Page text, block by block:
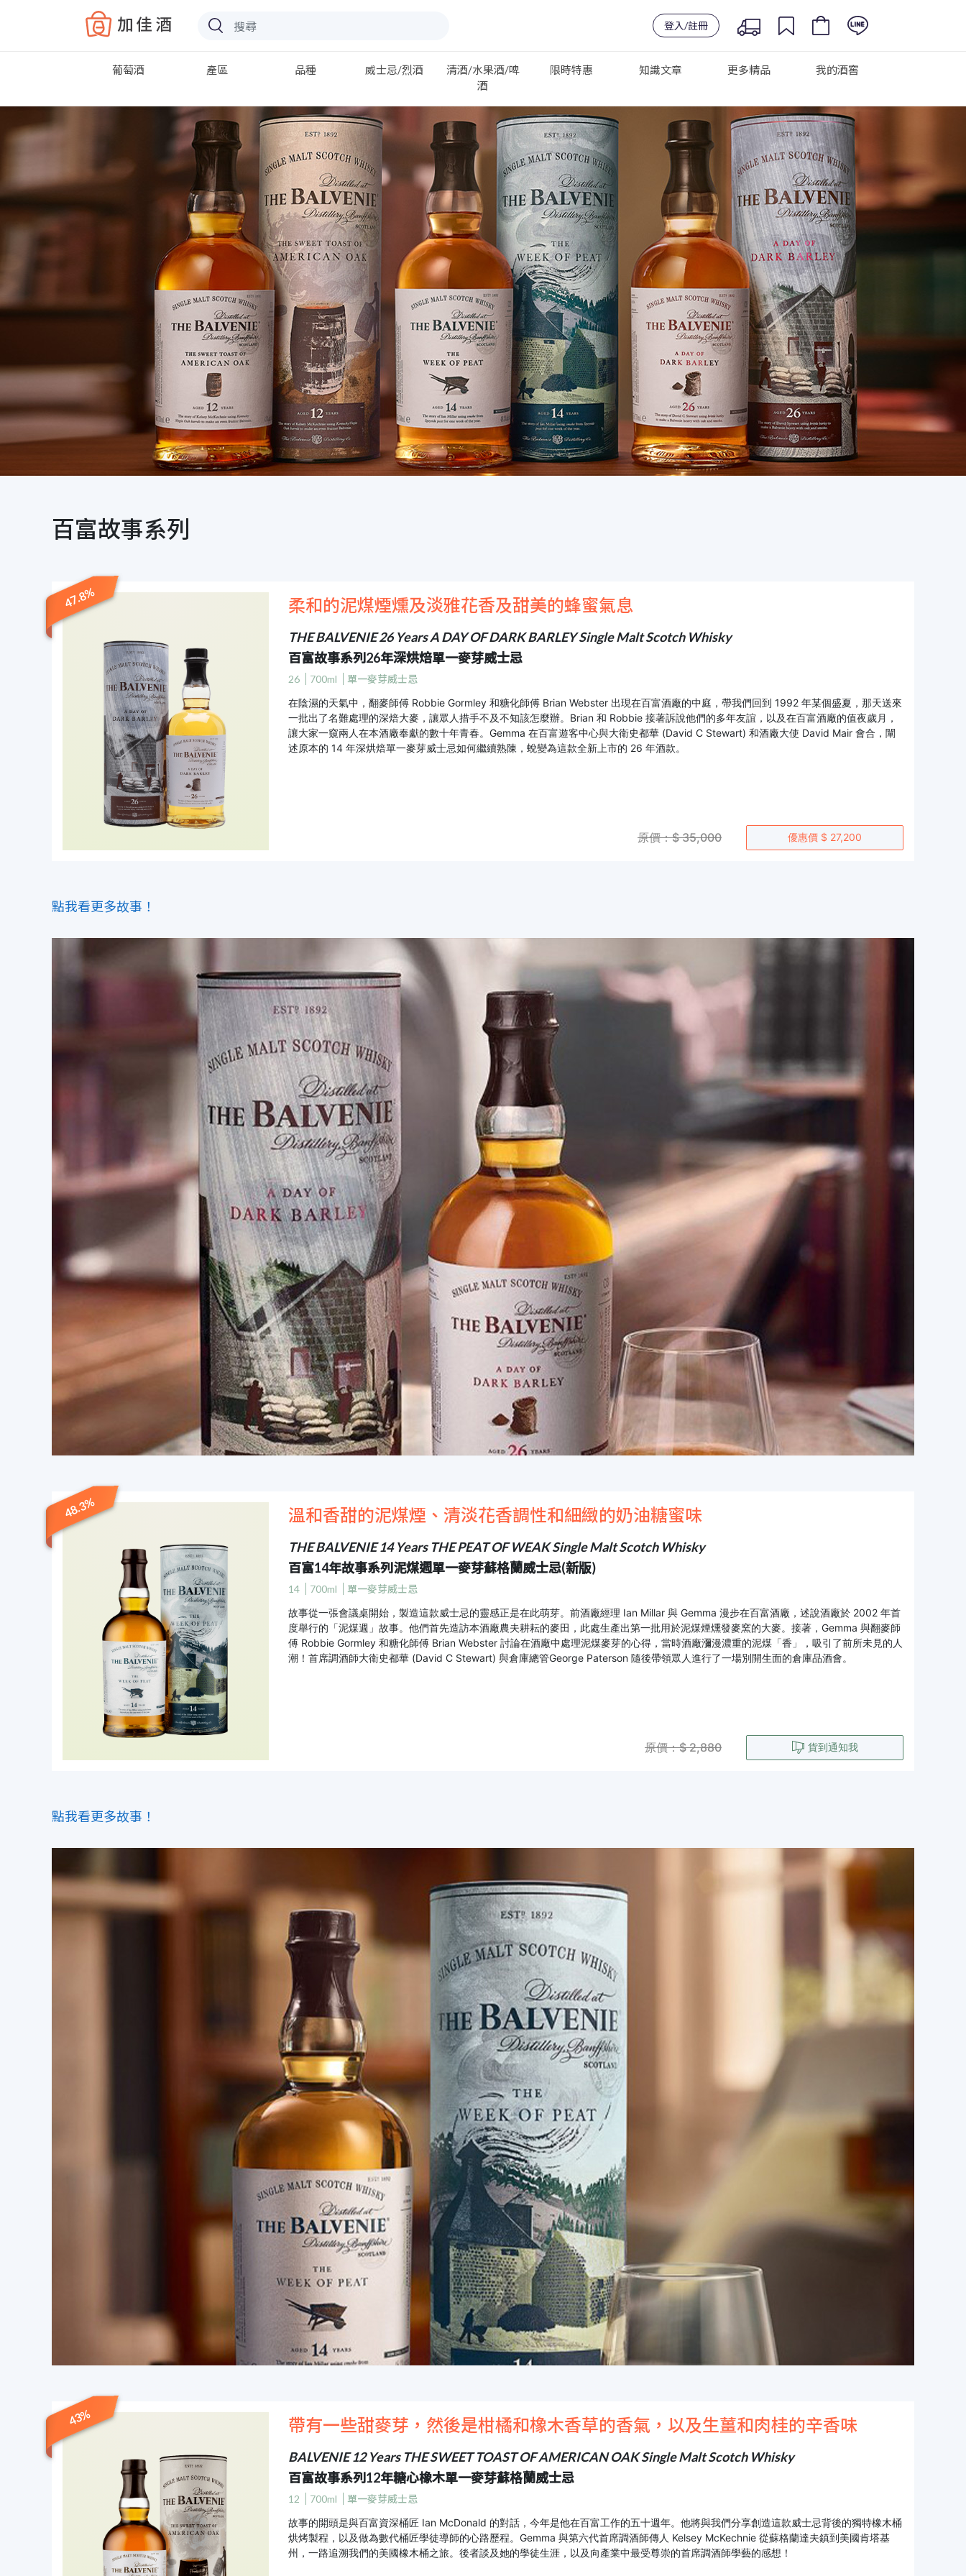
Baccus
登入/註冊
葡萄酒 產區 品種 威士忌/烈酒
清酒/水果酒/啤
酒
限時特惠 知識文章 更多精品 我的酒窖
百富故事系列
47.8% 柔和的泥煤煙燻及淡雅花香及甜美的蜂蜜氣息
THE BALVENIE 26 Years A DAY OF DARK BARLEY Single Malt Scotch Whisky
百富故事系列26年深烘焙單一麥芽威士忌
26 700ml
單一麥芽威士忌
在陰濕的天氣中，翻麥師傅 Robbie Gormley 和糖化師傅 Brian Webster 出現在百富酒廠的中庭，帶我們回到 1992 年某個盛夏，那天送來
一批出了名難處理的深焙大麥，讓眾人措手不及不知該怎麼辦。Brian 和 Robbie 接著訴說他們的多年友誼，以及在百富酒廠的值夜歲月，
讓大家一窺兩人在本酒廠奉獻的數十年青春。Gemma 在百富遊客中心與大衛史都華 (David C Stewart) 和酒廠大使 David Mair 會合，闡
述原本的 14 年深烘焙單一麥芽威士忌如何繼續熟陳，蛻變為這款全新上市的 26 年酒款。
原價：$ 35,000 優惠價 $ 27,200
點我看更多故事！
48.3% 溫和香甜的泥煤煙、清淡花香調性和細緻的奶油糖蜜味
THE BALVENIE 14 Years THE PEAT OF WEAK Single Malt Scotch Whisky
百富14年故事系列泥煤週單一麥芽蘇格蘭威士忌(新版)
14 700ml
單一麥芽威士忌
故事從一張會議桌開始，製造這款威士忌的靈感正是在此萌芽。前酒廠經理 Ian Millar 與 Gemma 漫步在百富酒廠，述說酒廠於 2002 年首
度舉行的「泥煤週」故事。他們首先造訪本酒廠農夫耕耘的麥田，此處生產出第一批用於泥煤煙燻發麥窯的大麥。接著，Gemma 與翻麥師
傅 Robbie Gormley 和糖化師傅 Brian Webster 討論在酒廠中處理泥煤麥芽的心得，當時酒廠瀰漫濃重的泥煤「香」，吸引了前所未見的人
潮！首席調酒師大衛史都華 (David C Stewart) 與倉庫總管George Paterson 隨後帶領眾人進行了一場別開生面的倉庫品酒會。
原價：$ 2,880 貨到通知我
點我看更多故事！
43% 帶有一些甜麥芽，然後是柑橘和橡木香草的香氣，以及生薑和肉桂的辛香味
BALVENIE 12 Years THE SWEET TOAST OF AMERICAN OAK Single Malt Scotch Whisky
百富故事系列12年糖心橡木單一麥芽蘇格蘭威士忌
12 700ml
單一麥芽威士忌
故事的開頭是與百富資深桶匠 Ian McDonald 的對話，今年是他在百富工作的五十週年。他將與我們分享創造這款威士忌背後的獨特橡木桶
烘烤製程，以及做為數代桶匠學徒導師的心路歷程。Gemma 與第六代首席調酒師傳人 Kelsey McKechnie 從蘇格蘭達夫鎮到美國肯塔基
州，一路追溯我們的美國橡木桶之旅。後者談及她的學徒生涯，以及向產業中最受尊崇的首席調酒師學藝的感想！